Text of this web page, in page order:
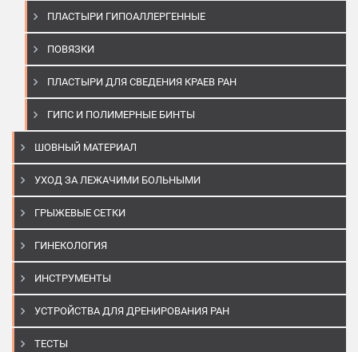
ПЛАСТЫРИ ГИПОАЛЛЕРГЕННЫЕ
ПОВЯЗКИ
ПЛАСТЫРИ ДЛЯ СВЕДЕНИЯ КРАЕВ РАН
ГИПС И ПОЛИМЕРНЫЕ БИНТЫ
ШОВНЫЙ МАТЕРИАЛ
УХОД ЗА ЛЕЖАЧИМИ БОЛЬНЫМИ
ГРЫЖЕВЫЕ СЕТКИ
ГИНЕКОЛОГИЯ
ИНСТРУМЕНТЫ
УСТРОЙСТВА ДЛЯ ДРЕНИРОВАНИЯ РАН
ТЕСТЫ